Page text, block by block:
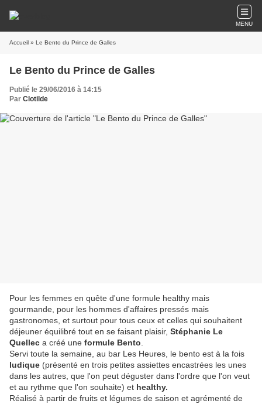
MENU
Accueil » Le Bento du Prince de Galles
Le Bento du Prince de Galles
Publié le 29/06/2016 à 14:15
Par Clotilde
Pour les femmes en quête d'une formule healthy mais
gourmande, pour les hommes d'affaires pressés mais
gastronomes, et surtout pour tous ceux et celles qui souhaitent
déjeuner équilibré tout en se faisant plaisir, Stéphanie Le
Quellec a créé une formule Bento
Servi toute la semaine, au bar Les Heures, le bento est à la fois
ludique (présenté en trois petites assiettes encastrées les unes
dans les autres, que l'on peut déguster dans l'ordre que l'on veut
et au rythme que l'on souhaite) et healthy.
Réalisé à partir de fruits et légumes de saison et agrémenté de